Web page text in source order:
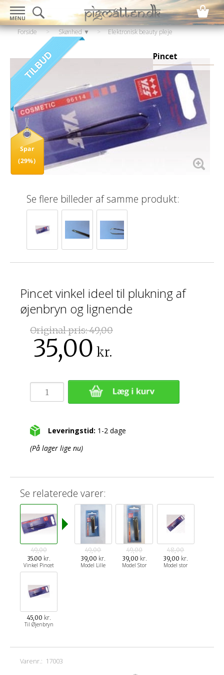
Forside > Skønhed ▼ >
Elektronisk beauty pleje
Hårfjerner
Pincet
Spar
(29%)
Se flere billeder af samme produkt:
Pincet vinkel ideel til plukning af
øjenbryn og lignende
Original pris:49,00
35,00 kr.
Leveringstid: 1-2 dage
(På lager lige nu)
Se relaterede varer:
49,00
35.00 kr.
Vinkel Pincet
49,00
39,00 kr.
Model Lille
49,00
39,00 kr.
Model Stor
48,00
39,00 kr.
Model stor
45,00 kr.
Til Øjenbryn
Varenr.: 17003